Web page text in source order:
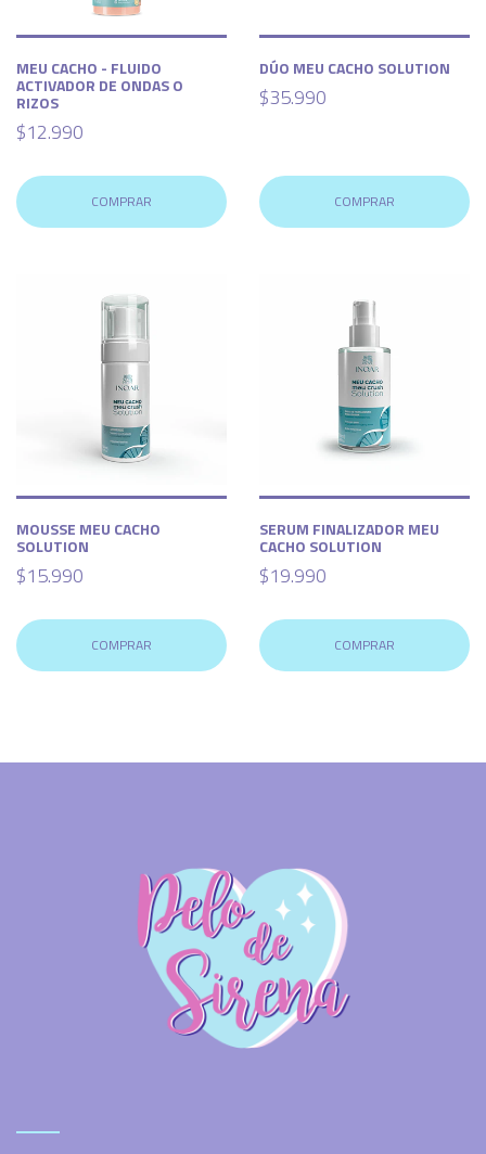
MEU CACHO - FLUIDO
ACTIVADOR DE ONDAS O
RIZOS
$12.990
COMPRAR
DÚO MEU CACHO SOLUTION
$35.990
COMPRAR
MOUSSE MEU CACHO
SOLUTION
$15.990
COMPRAR
SERUM FINALIZADOR MEU
CACHO SOLUTION
$19.990
COMPRAR